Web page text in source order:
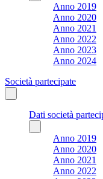
Anno 2019
Anno 2020
Anno 2021
Anno 2022
Anno 2023
Anno 2024
Società partecipate
Dati società
Anno 2019
Anno 2020
Anno 2021
Anno 2022